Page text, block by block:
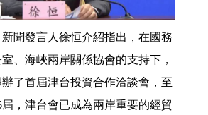
聞發言人徐恒介紹指出，在國務
、海峽兩岸關係協會的支持下，
了首屆津台投資合作洽談會，至
屆，津台會已成為兩岸重要的經貿